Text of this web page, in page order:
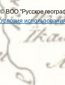
© ВОО "Русское
Условия